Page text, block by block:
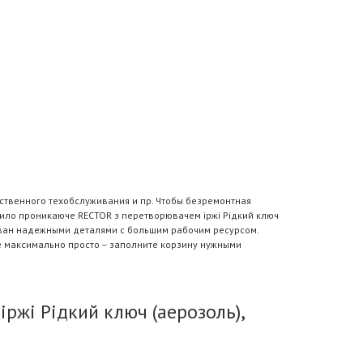
техобслуживания и пр. Чтобы безремонтная
проникаюче RECTOR з перетворювачем іржі Рідкий ключ
надежными деталями с большим рабочим ресурсом.
максимально просто – заполните корзину нужными
Рідкий ключ (аерозоль),